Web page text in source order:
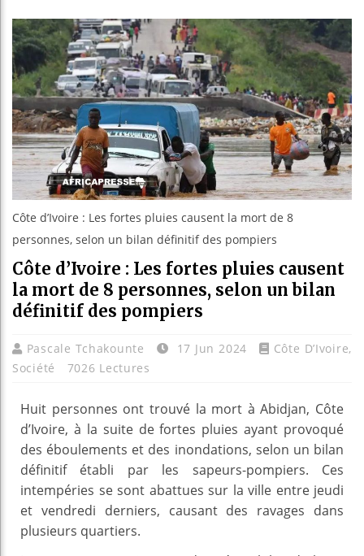
Guinée
Bénin :
Côte d’Ivoire : Les fortes pluies causent la mort de 8
personnes, selon un bilan définitif des pompiers
Côte d’Ivoire : Les fortes pluies causent
la mort de 8 personnes, selon un bilan
définitif des pompiers
Pascale Tchakounte 17 Jun 2024 Côte D’Ivoire,
Société
7026 Lectures
Huit personnes ont trouvé la mort à Abidjan, Côte
d’Ivoire, à la suite de fortes pluies ayant provoqué
des éboulements et des inondations, selon un bilan
définitif établi par les sapeurs-pompiers. Ces
intempéries se sont abattues sur la ville entre jeudi
et vendredi derniers, causant des ravages dans
plusieurs quartiers.